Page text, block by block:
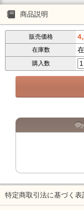
商品説明
販売価格
在庫数
購入数
特定商取引法に基づく